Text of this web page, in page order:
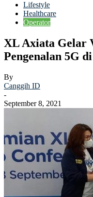
Lifestyle
Healthcare
Operator
XL Axiata Gelar
Pengenalan 5G
By
Canggih ID
-
September 8, 2021